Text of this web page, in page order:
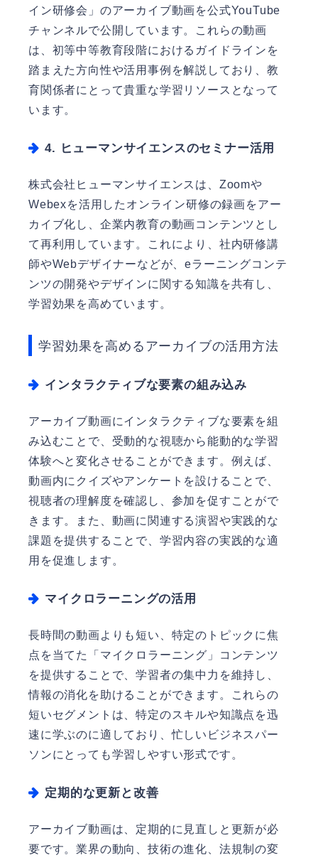
イン研修会」のアーカイブ動画を公式YouTube
チャンネルで公開しています。これらの動画
は、初等中等教育段階におけるガイドラインを
踏まえた方向性や活用事例を解説しており、教
育関係者にとって貴重な学習リソースとなって
います。
4. ヒューマンサイエンスのセミナー活用
株式会社ヒューマンサイエンスは、Zoomや
Webexを活用したオンライン研修の録画をアー
カイブ化し、企業内教育の動画コンテンツとし
て再利用しています。これにより、社内研修講
師やWebデザイナーなどが、eラーニングコンテ
ンツの開発やデザインに関する知識を共有し、
学習効果を高めています。
学習効果を高めるアーカイブの活用方法
インタラクティブな要素の組み込み
アーカイブ動画にインタラクティブな要素を組
み込むことで、受動的な視聴から能動的な学習
体験へと変化させることができます。例えば、
動画内にクイズやアンケートを設けることで、
視聴者の理解度を確認し、参加を促すことがで
きます。また、動画に関連する演習や実践的な
課題を提供することで、学習内容の実践的な適
用を促進します。
マイクロラーニングの活用
長時間の動画よりも短い、特定のトピックに焦
点を当てた「マイクロラーニング」コンテンツ
を提供することで、学習者の集中力を維持し、
情報の消化を助けることができます。これらの
短いセグメントは、特定のスキルや知識点を迅
速に学ぶのに適しており、忙しいビジネスパー
ソンにとっても学習しやすい形式です。
定期的な更新と改善
アーカイブ動画は、定期的に見直しと更新が必
要です。業界の動向、技術の進化、法規制の変